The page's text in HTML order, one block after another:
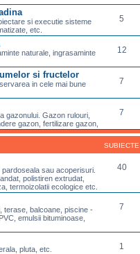
si executie sisteme
etc.
5
naturale, ingrasaminte
12
si fructelor
in cele mai bune
7
gazonului. Gazon rulouri,
gazon, fertilizare gazon,
7
SUBIECTE
sau acoperisuri.
polistiren extrudat,
termoizolatii ecologice etc.
40
terase, balcoane, piscine -
emulsii bituminoase,
7
pluta, etc. 1